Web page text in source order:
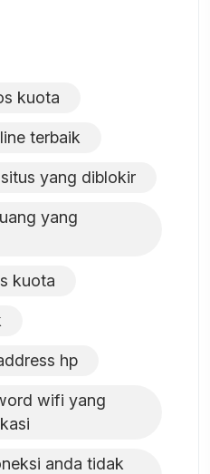
kuota
terbaik
yang diblokir
yang
kuota
hp
wifi yang
anda tidak